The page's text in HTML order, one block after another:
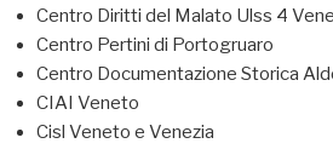
Centro Diritti del Malato Ulss 4
Centro Pertini di Portogruaro
Centro Documentazione Storica
CIAI Veneto
Cisl Veneto e Venezia